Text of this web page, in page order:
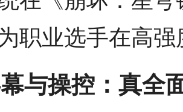
职业选手在高
与操控：真全